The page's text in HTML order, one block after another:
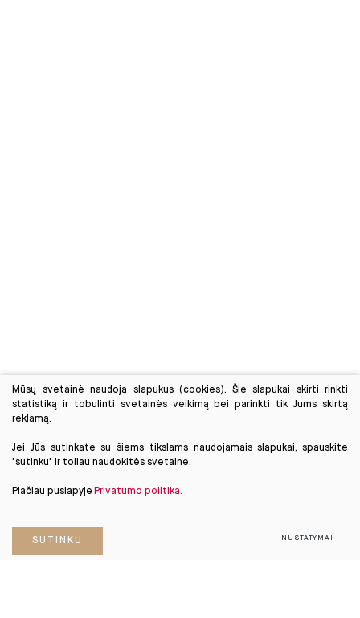
Mūsų svetainė naudoja slapukus (cookies). Šie slapukai skirti rinkti
statistiką ir tobulinti svetainės veikimą bei parinkti tik Jums skirtą
reklamą.
Jei Jūs sutinkate su šiems tikslams naudojamais slapukai, spauskite
"sutinku" ir toliau naudokitės svetaine.
Plačiau puslapyje Privatumo politika.
SUTINKU NUSTATYMAI